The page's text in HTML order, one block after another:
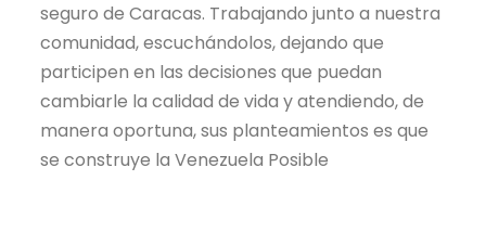
seguro de Caracas. Trabajando junto a nuestra
comunidad, escuchándolos, dejando que
participen en las decisiones que puedan
cambiarle la calidad de vida y atendiendo, de
manera oportuna, sus planteamientos es que
se construye la Venezuela Posible